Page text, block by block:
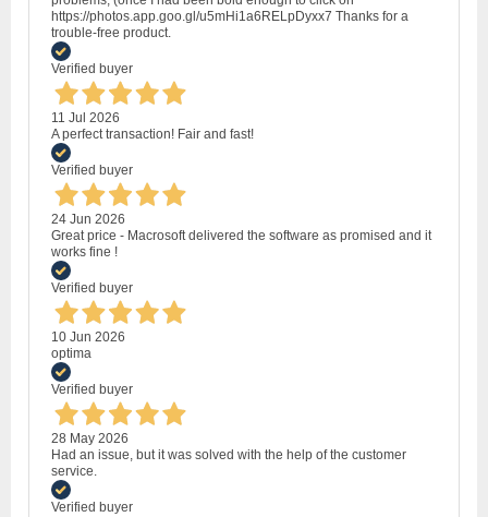
https://photos.app.goo.gl/u5mHi1a6RELpDyxx7 Thanks for a
trouble-free product.
Verified buyer
11 Jul 2026
A perfect transaction! Fair and fast!
Verified buyer
24 Jun 2026
Great price - Macrosoft delivered the software as promised and it
works fine !
Verified buyer
10 Jun 2026
optima
Verified buyer
28 May 2026
Had an issue, but it was solved with the help of the customer
service.
Verified buyer